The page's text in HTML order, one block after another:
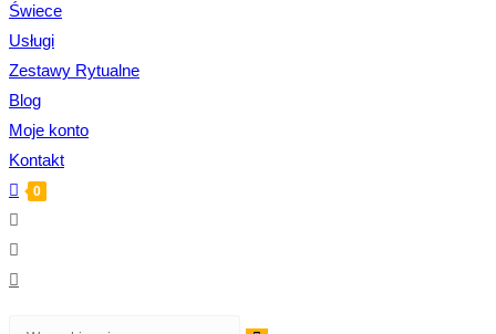
Świece
Usługi
Zestawy Rytualne
Blog
Moje konto
Kontakt
0